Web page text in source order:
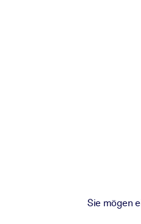
Bereichern Sie Ihre
Nutzen Sie verlässliches,
Sie mögen